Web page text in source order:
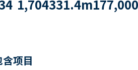
1,704331.4m177,000
项目